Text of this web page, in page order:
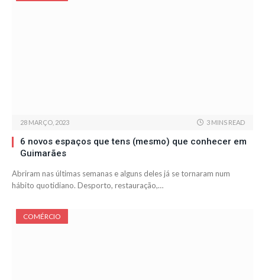
28 MARÇO, 2023 3 MINS READ
6 novos espaços que tens (mesmo) que conhecer em
Guimarães
Abriram nas últimas semanas e alguns deles já se tornaram num
hábito quotidiano. Desporto, restauração,…
COMÉRCIO